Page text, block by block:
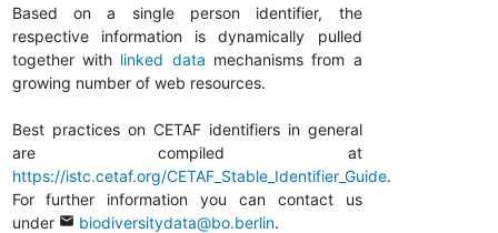
Based on a single person identifier, the
respective information is dynamically pulled
together with linked data mechanisms from a
growing number of web resources.
Best practices on CETAF identifiers in general
are compiled at
https://istc.cetaf.org/CETAF_Stable_Identifier_Guide.
For further information you can contact us
under email biodiversitydata@bo.berlin.